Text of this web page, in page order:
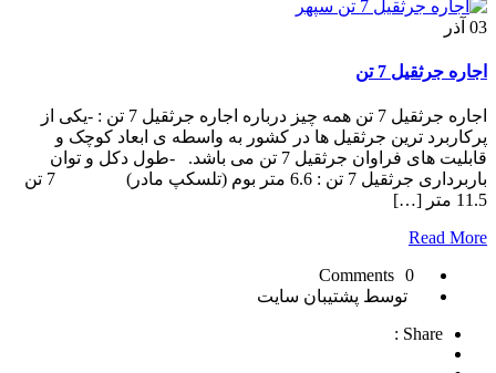
03 آذر
اجاره جرثقیل 7 تن
اجاره جرثقیل 7 تن همه چیز درباره اجاره جرثقیل 7 تن : -یکی از
پرکاربرد ترین جرثقیل ها در کشور به واسطه ی ابعاد کوچک و
قابلیت های فراوان جرثقیل 7 تن می باشد. -طول دکل و توان
باربرداری جرثقیل 7 تن : 6.6 متر بوم (تلسکپ مادر) 7 تن
11.5 متر […]
Read More
0 Comments
توسط پشتیبان سایت
Share :